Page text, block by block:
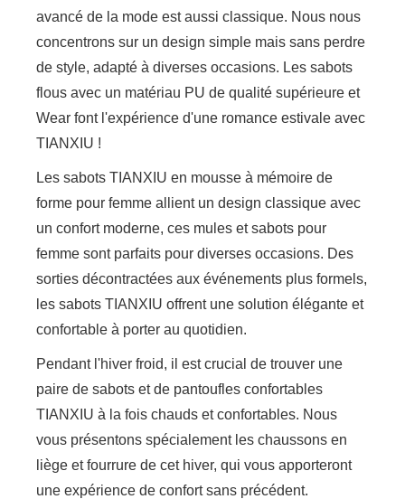
avancé de la mode est aussi classique. Nous nous
concentrons sur un design simple mais sans perdre
de style, adapté à diverses occasions. Les sabots
flous avec un matériau PU de qualité supérieure et
Wear font l'expérience d'une romance estivale avec
TIANXIU !
Les sabots TIANXIU en mousse à mémoire de
forme pour femme allient un design classique avec
un confort moderne, ces mules et sabots pour
femme sont parfaits pour diverses occasions. Des
sorties décontractées aux événements plus formels,
les sabots TIANXIU offrent une solution élégante et
confortable à porter au quotidien.
Pendant l'hiver froid, il est crucial de trouver une
paire de sabots et de pantoufles confortables
TIANXIU à la fois chauds et confortables. Nous
vous présentons spécialement les chaussons en
liège et fourrure de cet hiver, qui vous apporteront
une expérience de confort sans précédent.